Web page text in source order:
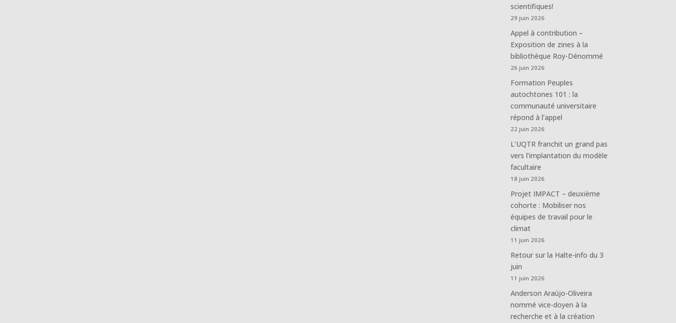
scientifiques!
29 juin 2026
Appel à contribution –
Exposition de zines à la
bibliothèque Roy-Dénommé
26 juin 2026
Formation Peuples
autochtones 101 : la
communauté universitaire
répond à l’appel
22 juin 2026
L’UQTR franchit un grand pas
vers l’implantation du modèle
facultaire
18 juin 2026
Projet IMPACT – deuxième
cohorte : Mobiliser nos
équipes de travail pour le
climat
11 juin 2026
Retour sur la Halte-info du 3
juin
11 juin 2026
Anderson Araújo-Oliveira
nommé vice-doyen à la
recherche et à la création